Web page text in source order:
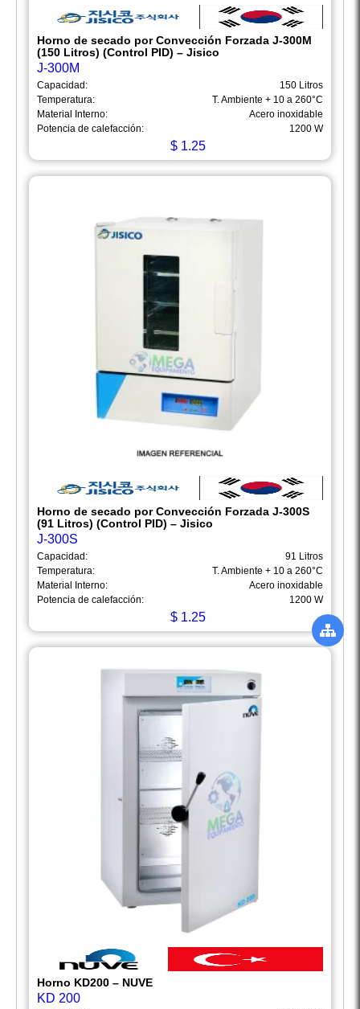
Horno de secado por Convección Forzada J-300M
(150 Litros) (Control PID) – Jisico
J-300M
Capacidad:
150 Litros
Temperatura:
T. Ambiente + 10 a 260°C
Material Interno:
Acero inoxidable
Potencia de calefacción:
1200 W
$ 1.25
Horno de secado por Convección Forzada J-300S
(91 Litros) (Control PID) – Jisico
J-300S
Capacidad:
91 Litros
Temperatura:
T. Ambiente + 10 a 260°C
Material Interno:
Acero inoxidable
Potencia de calefacción:
1200 W
$ 1.25
Horno KD200 – NUVE
KD 200